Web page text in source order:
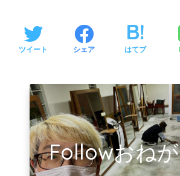
ツイート シェア はてブ
Followおね